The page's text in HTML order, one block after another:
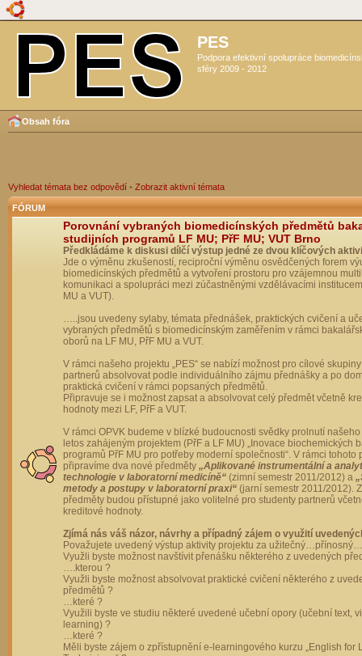
PES
Podpora efektivní spolupráce
sféry 2009 - 2012
Obsah fóra
Vyhledat témata bez odpovědí • Zobrazit aktivní témata
FÓRUM
Porovnání vybraných biomedicínských předmětů
studijních programů LF MU; PřF MU; VUT Brno
Předkládáme k diskusi dílčí výstup jedné ze dvou klíčových
Jde o výměnu zkušeností, reciproční výměnu osvědčených forem
biomedicínských předmětů a vytvoření prostoru pro vzájemnou
komunikaci a spolupráci mezi zúčastněnými vzdělávacími
MU a VUT).
…..jsou uvedeny sylaby, témata přednášek, praktických cvičení a
vybraných předmětů s biomedicínským zaměřením v rámci
oborů na LF MU, PřF MU a VUT.
V rámci našeho projektu „PES“ se nabízí možnost pro cílové
partnerů absolvovat podle individuálního zájmu přednášky a po
praktická cvičení v rámci popsaných předmětů.
Připravuje se i možnost zapsat a absolvovat celý předmět včetně
hodnoty mezi LF, PřF a VUT.
V rámci OPVK budeme v blízké budoucnosti svědky prolnutí
letos zahájeným projektem (PřF a LF MU) „Inovace biochemických
programů PřF MU pro potřeby moderní společnosti“. V rámci tohoto
připravíme dva nové předměty „Aplikované instrumentální a
technologie v laboratorní medicíně“ (zimní semestr 2011/2012) a
metody a postupy v laboratorní praxi“ (jarní semestr 2011/2012).
předměty budou přístupné jako volitelné pro studenty partnerů
kreditové hodnoty.
Zjímá nás váš názor, návrhy a případný zájem o využití
Považujete uvedený výstup aktivity projektu za
Využli byste možnost navštívit přenášku některého z uvedených
….kterou ?
Využli byste možnost absolvovat praktické cvičení některého z
předmětů ?
…které ?
Využili byste ve studiu některé uvedené učební opory (učební text,
learning) ?
…které ?
Měli byste zájem o zpřístupnění e-learningového kurzu „English for